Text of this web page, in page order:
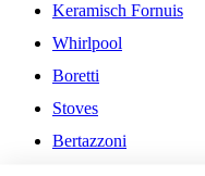
Keramisch Fornuis
Whirlpool
Boretti
Stoves
Bertazzoni